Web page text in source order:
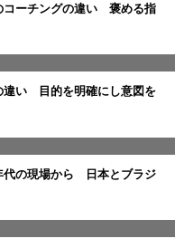
コーチングの違い 褒める指
違い 目的を明確にし意図を
代の現場から 日本とブラジ